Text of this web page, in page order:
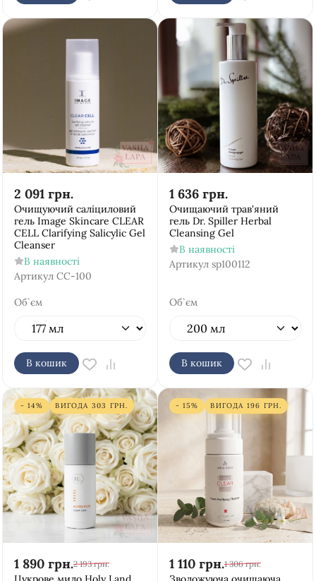
2 091 грн.
Очищуючий саліциловий
гель Image Skincare CLEAR
CELL Clarifying Salicylic Gel
Cleanser
В наявності
Артикул CC-100
Об`єм
В кошик
1 636 грн.
Очищаючий трав'яний
гель Dr. Spiller Herbal
Cleansing Gel
В наявності
Артикул sp100112
Об`єм
В кошик
- 14% ВИГОДА 303 ГРН.
1 890 грн.2 193 грн.
- 15% ВИГОДА 196 ГРН.
1 110 грн.1 306 грн.